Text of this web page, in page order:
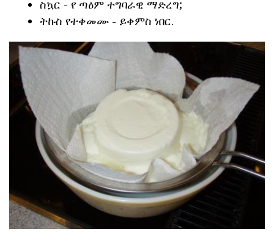
ስኳር - የ ጣዕም ተግባራዊ ማድረግ;
ትኩስ የተቀመሙ - ይቀምስ ነበር.